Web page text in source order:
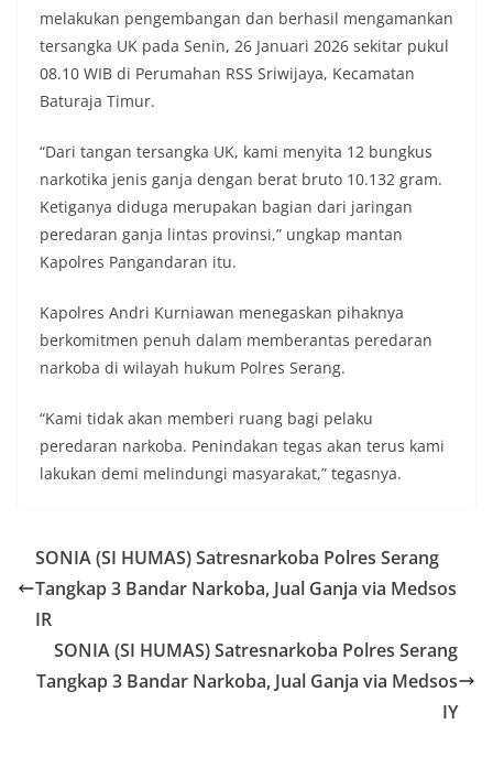
melakukan pengembangan dan berhasil mengamankan
tersangka UK pada Senin, 26 Januari 2026 sekitar pukul
08.10 WIB di Perumahan RSS Sriwijaya, Kecamatan
Baturaja Timur.
“Dari tangan tersangka UK, kami menyita 12 bungkus
narkotika jenis ganja dengan berat bruto 10.132 gram.
Ketiganya diduga merupakan bagian dari jaringan
peredaran ganja lintas provinsi,” ungkap mantan
Kapolres Pangandaran itu.
Kapolres Andri Kurniawan menegaskan pihaknya
berkomitmen penuh dalam memberantas peredaran
narkoba di wilayah hukum Polres Serang.
“Kami tidak akan memberi ruang bagi pelaku
peredaran narkoba. Penindakan tegas akan terus kami
lakukan demi melindungi masyarakat,” tegasnya.
SONIA (SI HUMAS) Satresnarkoba Polres Serang
Tangkap 3 Bandar Narkoba, Jual Ganja via Medsos
IR
SONIA (SI HUMAS) Satresnarkoba Polres Serang
Tangkap 3 Bandar Narkoba, Jual Ganja via Medsos
IY